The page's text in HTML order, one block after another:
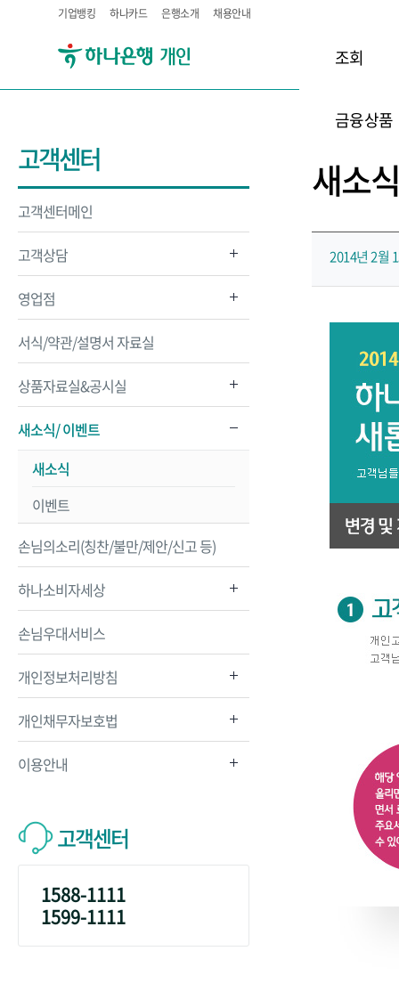
기업뱅킹 하나카드 은행소개 채용안내
조회
금융상품
고객센터
고객센터메인
고객상담
영업점
서식/약관/설명서 자료실
상품자료실&공시실
새소식/ 이벤트
새소식
이벤트
손님의소리(칭찬/불만/제안/신고 등)
하나소비자세상
손님우대서비스
개인정보처리방침
개인채무자보호법
이용안내
고객센터
1588-1111
1599-1111
새소식
2014년 2월